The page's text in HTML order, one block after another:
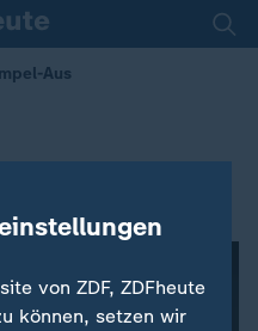
Aus
von ZDF, ZDFheute
können, setzen wir